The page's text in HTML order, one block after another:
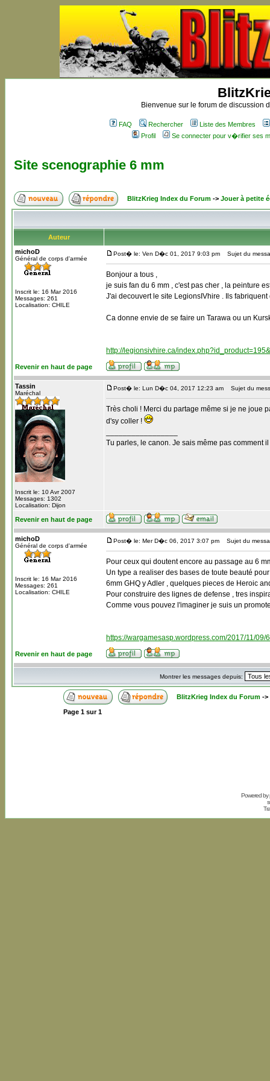
Bienvenue sur le forum de discussion
FAQ Rechercher
Liste des Membres
Profil
Se connecter pour v�rifier ses
Site scenographie 6 mm
BlitzKrieg Index du Forum -> Jouer à petite
Auteur
michoD
Général de corps d'armée
Inscrit le: 16 Mar 2016
Messages: 261
Localisation: CHILE
Post� le: Ven D�c 01, 2017 9:03 pm Sujet du
Bonjour a tous ,
je suis fan du 6 mm , c'est pas cher , la peinture
J'ai decouvert le site LegionsIVhire . Ils
Ca donne envie de se faire un Tarawa ou un
http://legionsivhire.ca/
Revenir en haut de page
Tassin
Maréchal
Inscrit le: 10 Avr 2007
Messages: 1302
Localisation: Dijon
Post� le: Lun D�c 04, 2017 12:23 am Sujet du
Très choli ! Merci du partage même si je ne joue
d'sy coller !
Tu parles, le canon. Je sais même pas comment
Revenir en haut de page
michoD
Général de corps d'armée
Inscrit le: 16 Mar 2016
Messages: 261
Localisation: CHILE
Post� le: Mer D�c 06, 2017 3:07 pm Sujet du
Pour ceux qui doutent encore au passage au 6
Un type a realiser des bases de toute beauté
6mm GHQ y Adler , quelques pieces de Heroic
Pour construire des lignes de defense , tres
Comme vous pouvez l'imaginer je suis un
https://wargamesasp.wordpress.com/2017/11/09/
Revenir en haut de page
Montrer les messages depuis:
BlitzKrieg Index du Forum->
Page 1sur1
Powered by